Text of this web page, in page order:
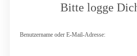
Bitte logge
Benutzername oder E-Mail-Adresse: